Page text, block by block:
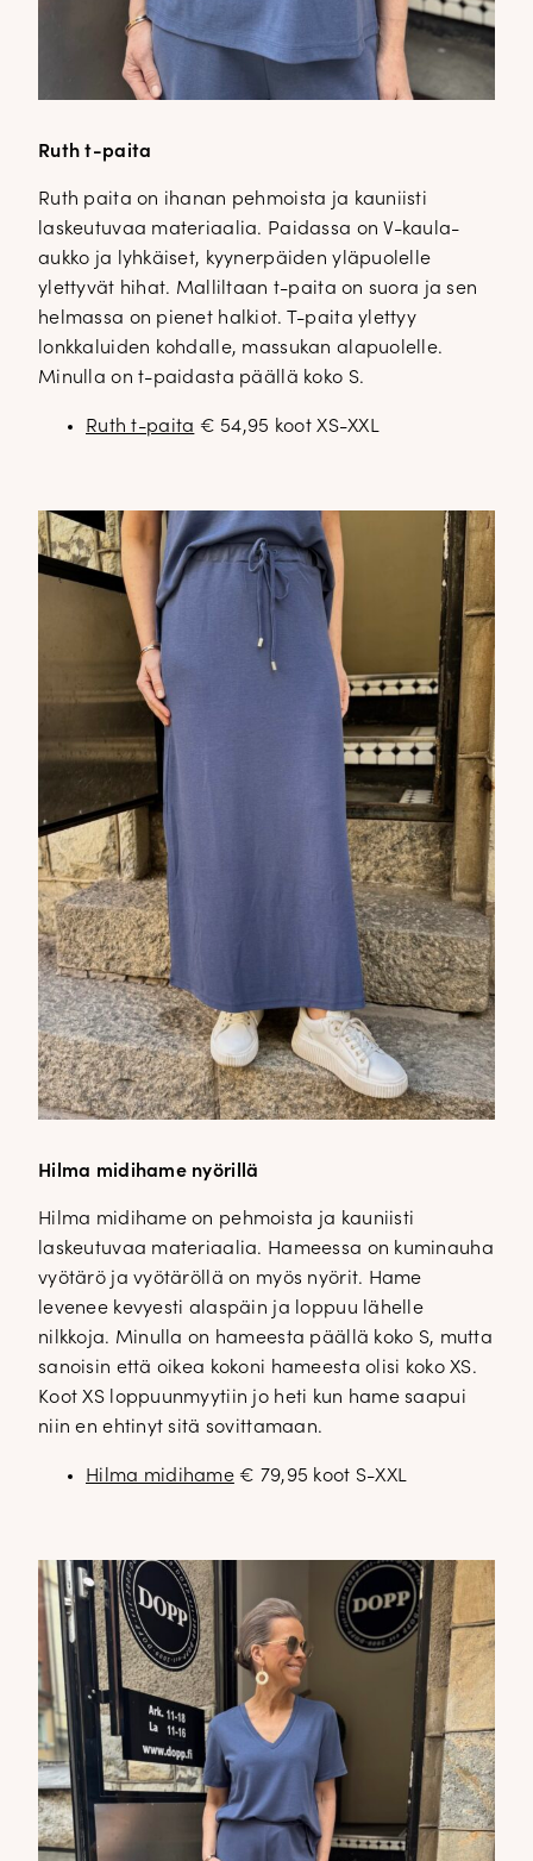
Ruth t-paita
Ruth paita on ihanan pehmoista ja kauniisti
laskeutuvaa materiaalia. Paidassa on V-kaula-
aukko ja lyhkäiset, kyynerpäiden yläpuolelle
ylettyvät hihat. Malliltaan t-paita on suora ja sen
helmassa on pienet halkiot. T-paita ylettyy
lonkkaluiden kohdalle, massukan alapuolelle.
Minulla on t-paidasta päällä koko S.
Ruth t-paita € 54,95 koot XS-XXL
Hilma midihame nyörillä
Hilma midihame on pehmoista ja kauniisti
laskeutuvaa materiaalia. Hameessa on kuminauha
vyötärö ja vyötäröllä on myös nyörit. Hame
levenee kevyesti alaspäin ja loppuu lähelle
nilkkoja. Minulla on hameesta päällä koko S, mutta
sanoisin että oikea kokoni hameesta olisi koko XS.
Koot XS loppuunmyytiin jo heti kun hame saapui
niin en ehtinyt sitä sovittamaan.
Hilma midihame€ 79,95 koot S-XXL